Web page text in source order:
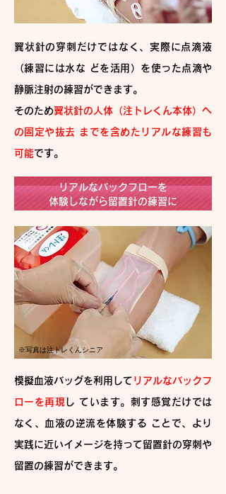
翼状針の穿刺だけではなく、実際に点滴液
（練習には水な どを活用）を使った点滴や
静脈注射の練習ができます。
そのため翼状針の人体（注トレくん本体）へ
の固定や抜去 までを含めたリアルな練習も
可能です。
リアルなバックフローを
体験しながら留置針の練習に
※写真は注トレくんシニア
模擬血液バッグを利用して リアルなバックフ
ローを再現 し ています。刺す感覚だけでは
なく、血液の逆流を体験する ことで、より
実践に近いイメージを持って留置針の穿刺や
留置の練習ができます。